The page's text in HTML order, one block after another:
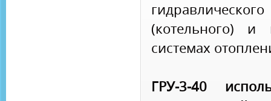
(котельного) и
системах
ГРУ-3-40